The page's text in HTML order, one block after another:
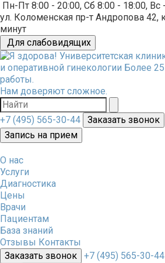
Пн-Пт 8:00 - 20:00, Сб 8:00 - 18:00,
ул. Коломенская пр-т Андропова 42,
минут
Для слабовидящих
Университетская
и оперативной гинекологии Более
работы.
Нам доверяют сложное.
+7 (495) 565-30-44
Заказать звонок
Запись на прием
О нас
Услуги
Диагностика
Цены
Врачи
Пациентам
База знаний
Отзывы Контакты
Заказать звонок
+7 (495) 565-30-44